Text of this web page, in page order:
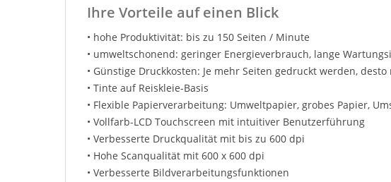
Ihre Vorteile auf einen Blick
• hohe Produktivität: bis zu 150 Seiten / Minute
• umweltschonend: geringer Energieverbrauch, lange
• Günstige Druckkosten: Je mehr Seiten gedruckt werden,
• Tinte auf Reiskleie-Basis
• Flexible Papierverarbeitung: Umweltpapier, grobes Papier,
• Vollfarb-LCD Touchscreen mit intuitiver Benutzerführung
• Verbesserte Druckqualität mit bis zu 600 dpi
• Hohe Scanqualität mit 600 x 600 dpi
• Verbesserte Bildverarbeitungsfunktionen